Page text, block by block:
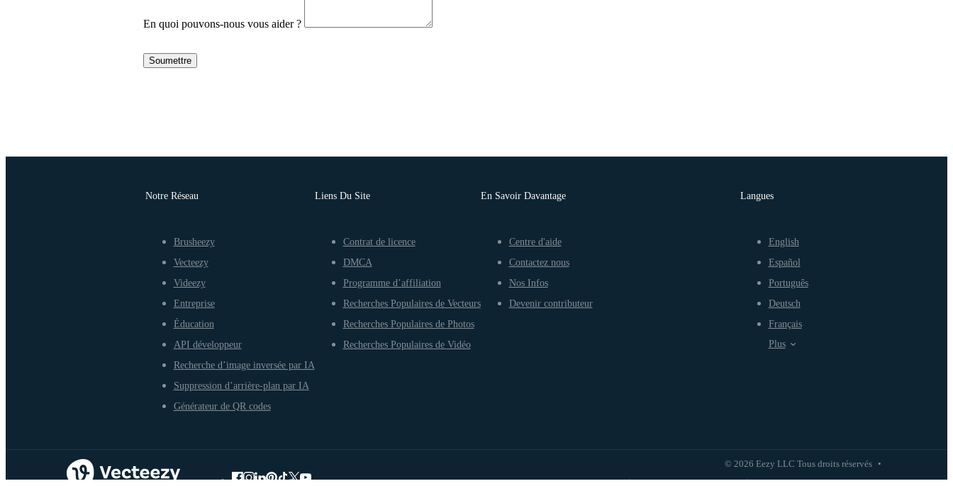
En quoi pouvons-nous vous aider ?
Soumettre
Notre Réseau
Brusheezy
Vecteezy
Videezy
Entreprise
Éducation
API développeur
Recherche d’image inversée par IA
Suppression d’arrière-plan par IA
Générateur de QR codes
Liens Du Site
Contrat de licence
DMCA
Programme d’affiliation
Recherches Populaires de Vecteurs
Recherches Populaires de Photos
Recherches Populaires de Vidéo
En Savoir Davantage
Centre d'aide
Contactez nous
Nos Infos
Devenir contributeur
© 2026 Eezy LLC Tous droits réservés •
Langues
English
Español
Português
Deutsch
Français
Plus